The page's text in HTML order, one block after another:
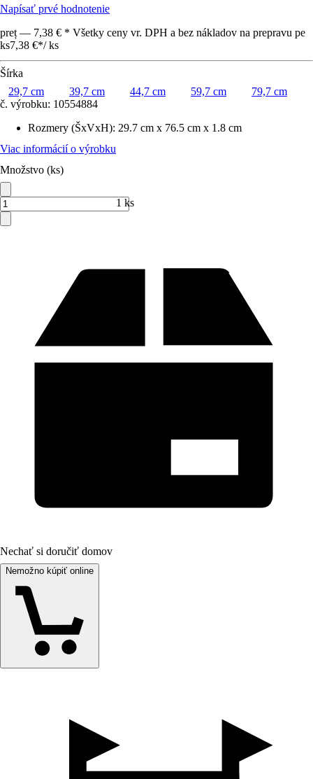
Napísať prvé hodnotenie
preț — 7,38 € * Všetky ceny vr. DPH a bez nákladov na prepravu pe
ks7,38 €*/ ks
Šírka
29,7 cm
39,7 cm 44,7 cm 59,7 cm
79,7 cm
č. výrobku: 10554884
Rozmery (ŠxVxH): 29.7 cm x 76.5 cm x 1.8 cm
Viac informácií o výrobku
Množstvo (ks)
1 ks
Nechať si doručiť domov
Nemožno kúpiť online